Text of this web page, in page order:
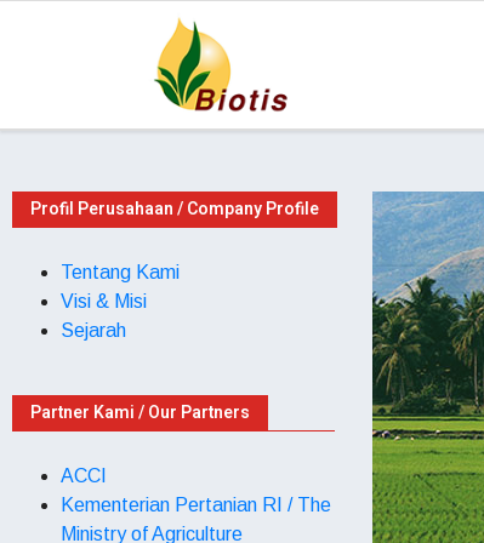
Profil Perusahaan / Company Profile
Tentang Kami
Visi & Misi
Sejarah
Partner Kami / Our Partners
ACCI
Kementerian Pertanian RI / The
Ministry of Agriculture